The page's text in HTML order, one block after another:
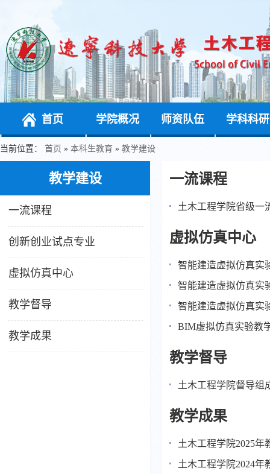
首页 学院概况 师资队伍 学科科研
当前位置： 首页 » 本科生教育 » 教学建设
教学建设
一流课程
创新创业试点专业
虚拟仿真中心
教学督导
教学成果
一流课程
土木工程学院省级一
虚拟仿真中心
智能建造虚拟仿真实
智能建造虚拟仿真实
智能建造虚拟仿真实
BIM虚拟仿真实验教
教学督导
土木工程学院督导组
教学成果
土木工程学院2025年
土木工程学院2024年